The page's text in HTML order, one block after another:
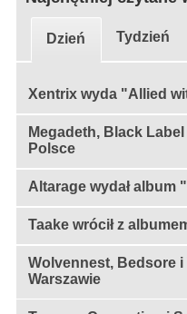
Dzień Tydzień
Xentrix wyda "Allied
Megadeth, Black
Polsce
Altarage wydał album
Taake wrócił z
Wolvennest, Bedsore
Warszawie